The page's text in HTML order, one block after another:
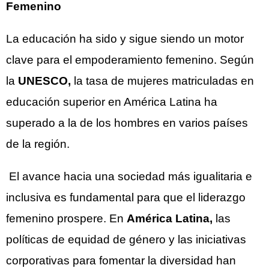
Femenino
La educación ha sido y sigue siendo un motor
clave para el empoderamiento femenino. Según
la UNESCO, la tasa de mujeres matriculadas en
educación superior en América Latina ha
superado a la de los hombres en varios países
de la región.
El avance hacia una sociedad más igualitaria e
inclusiva es fundamental para que el liderazgo
femenino prospere. En América Latina, las
políticas de equidad de género y las iniciativas
corporativas para fomentar la diversidad han